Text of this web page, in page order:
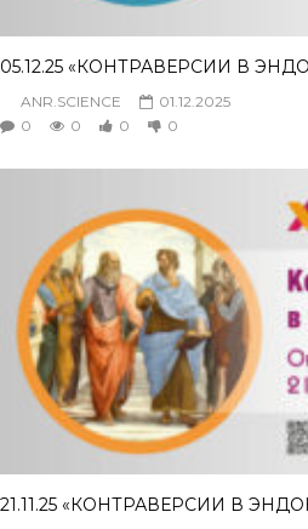
05.12.25 «КОНТРАВЕРСИИ В
ANR.SCIENCE
01.12.2025
0
0 0 0
21.11.25 «КОНТРАВЕРСИИ В